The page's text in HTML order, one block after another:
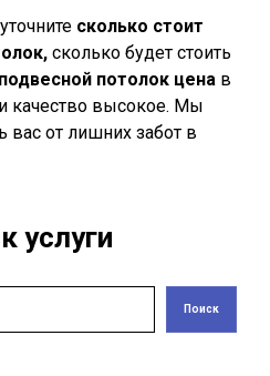
сколько стоит
сколько будет стоить
потолок цена в
качество высокое. Мы
вас от лишних забот в
услуги
Поиск